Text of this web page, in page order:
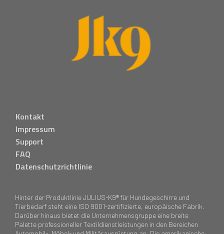
Kontakt
Impressum
Support
FAQ
Datenschutzrichtlinie
Hinter der Produktlinie JULIUS-K9® für Hundegeschirre und
Tierbedarf steht eine ISO 9001-zertifizierte, europäische Fabrik.
Darüber hinaus bietet die Unternehmensgruppe eine breite
Palette professioneller Textildienstleistungen in den Bereichen